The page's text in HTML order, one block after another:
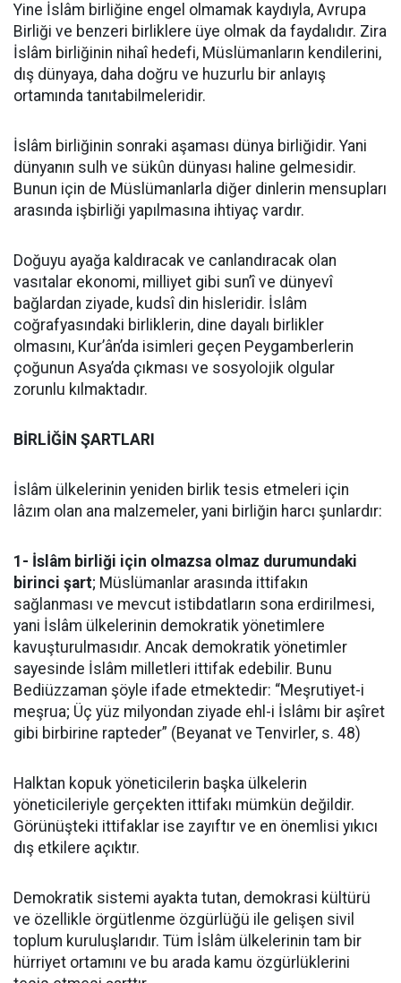
Yine İslâm birliğine engel olmamak kaydıyla, Avrupa
Birliği ve benzeri birliklere üye olmak da faydalıdır. Zira
İslâm birliğinin nihaî hedefi, Müslümanların kendilerini,
dış dünyaya, daha doğru ve huzurlu bir anlayış
ortamında tanıtabilmeleridir.
İslâm birliğinin sonraki aşaması dünya birliğidir. Yani
dünyanın sulh ve sükûn dünyası haline gelmesidir.
Bunun için de Müslümanlarla diğer dinlerin mensupları
arasında işbirliği yapılmasına ihtiyaç vardır.
Doğuyu ayağa kaldıracak ve canlandıracak olan
vasıtalar ekonomi, milliyet gibi sun’î ve dünyevî
bağlardan ziyade, kudsî din hisleridir. İslâm
coğrafyasındaki birliklerin, dine dayalı birlikler
olmasını, Kur’ân’da isimleri geçen Peygamberlerin
çoğunun Asya’da çıkması ve sosyolojik olgular
zorunlu kılmaktadır.
BİRLİĞİN ŞARTLARI
İslâm ülkelerinin yeniden birlik tesis etmeleri için
lâzım olan ana malzemeler, yani birliğin harcı şunlardır:
1- İslâm birliği için olmazsa olmaz durumundaki
birinci şart; Müslümanlar arasında ittifakın
sağlanması ve mevcut istibdatların sona erdirilmesi,
yani İslâm ülkelerinin demokratik yönetimlere
kavuşturulmasıdır. Ancak demokratik yönetimler
sayesinde İslâm milletleri ittifak edebilir. Bunu
Bediüzzaman şöyle ifade etmektedir: “Meşrutiyet-i
meşrua; Üç yüz milyondan ziyade ehl-i İslâmı bir aşîret
gibi birbirine rapteder” (Beyanat ve Tenvirler, s. 48)
Halktan kopuk yöneticilerin başka ülkelerin
yöneticileriyle gerçekten ittifakı mümkün değildir.
Görünüşteki ittifaklar ise zayıftır ve en önemlisi yıkıcı
dış etkilere açıktır.
Demokratik sistemi ayakta tutan, demokrasi kültürü
ve özellikle örgütlenme özgürlüğü ile gelişen sivil
toplum kuruluşlarıdır. Tüm İslâm ülkelerinin tam bir
hürriyet ortamını ve bu arada kamu özgürlüklerini